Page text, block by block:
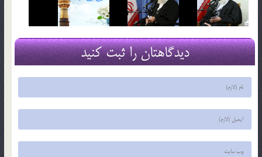
دیدگاهتان را ثبت کنید